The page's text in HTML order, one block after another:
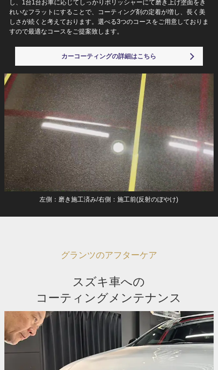
し、1台1台お車に応じてしっかりポリッシャーにて磨き上げ塗面をき
れいなフラットにすることで、コーティング剤の定着が増し、長く美
しさが続くと考えております。選べる3つのコースをご用意しておりま
すので最適なコースをご提案致します。
カーコーティングの詳細はこちら
左側：磨き施工済み/右側：施工前(反射のぼやけ)
グランツのアフターケア
スズキ車への
コーティングメンテナンス